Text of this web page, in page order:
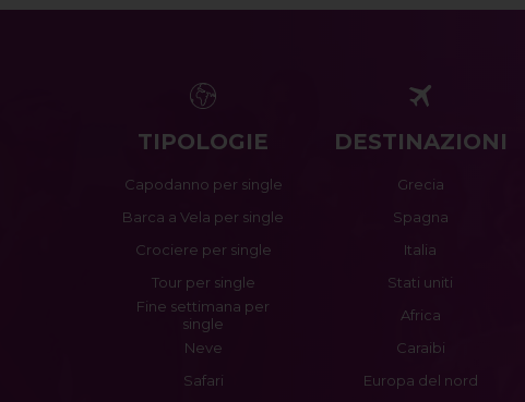
TIPOLOGIE
Capodanno per single
Barca a Vela per single
Crociere per single
Tour per single
Fine settimana per
single
Neve
Safari
DESTINAZIONI
Grecia
Spagna
Italia
Stati uniti
Africa
Caraibi
Europa del nord